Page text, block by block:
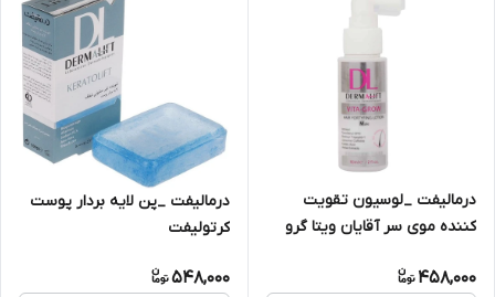
درمالیفت _لوسیون تقویت
کننده موی سر آقایان ویتا گرو
458,000
درمالیفت _پن لایه بردار پوست
کرتولیفت
548,000